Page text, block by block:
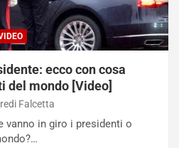
ecco con cosa
del mondo [Video]
Falcetta
in giro i presidenti o